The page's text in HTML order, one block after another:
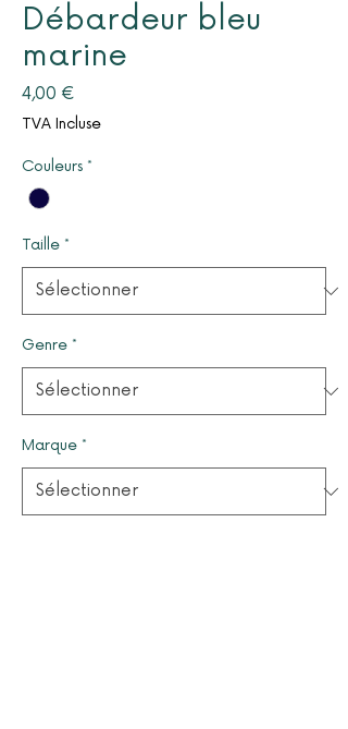
Débardeur bleu
marine
4,00 €
TVA Incluse
Couleurs *
Taille *
Genre *
Marque *